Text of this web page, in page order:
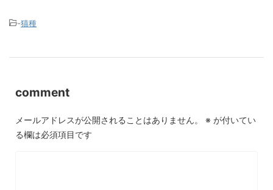
-猫種
comment
メールアドレスが公開されることはありません。 ※ が付いてい
る欄は必須項目です